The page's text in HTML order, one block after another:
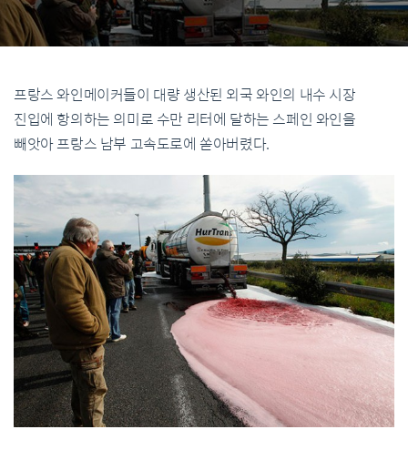
프랑스 와인메이커들이 대량 생산된 외국 와인의 내수 시장
진입에 항의하는 의미로 수만 리터에 달하는 스페인 와인을
빼앗아 프랑스 남부 고속도로에 쏟아버렸다.